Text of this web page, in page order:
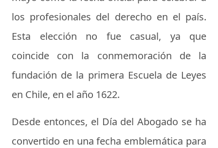
los profesionales del derecho en el país.
Esta elección no fue casual, ya que
coincide con la conmemoración de la
fundación de la primera Escuela de Leyes
en Chile, en el año 1622.
Desde entonces, el Día del Abogado se ha
convertido en una fecha emblemática para